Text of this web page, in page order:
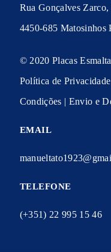
Rua Gonçalves
4450-685 Matosinhos
© 2020 Placas
Política de Privacidade
Condições | Envio e
EMAIL
TELEFONE
(+351) 22 995 15 46